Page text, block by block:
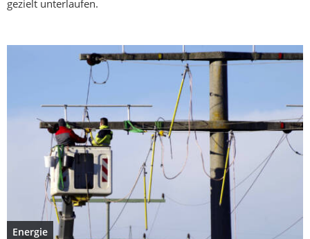
gezielt unterlaufen.
Energie